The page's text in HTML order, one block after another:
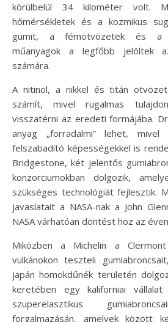
körülbelül 34 kilométer volt.
hőmérsékletek és a kozmikus
gumit, a fémötvözetek és a
műanyagok a legfőbb jelöltek
számára.
A nitinol, a nikkel és titán
számít, mivel rugalmas
visszatérni az eredeti formájába.
anyag „forradalmi” lehet,
felszabadító képességekkel is
Bridgestone, két jelentős
konzorciumokban dolgozik,
szükséges technológiát fejlesztik.
javaslatait a NASA-nak a John
NASA várhatóan döntést hoz az
Miközben a Michelin a
vulkánokon teszteli
japán homokdűnék területén
keretében egy kaliforniai
szuperelasztikus
forgalmazásán, amelyek között